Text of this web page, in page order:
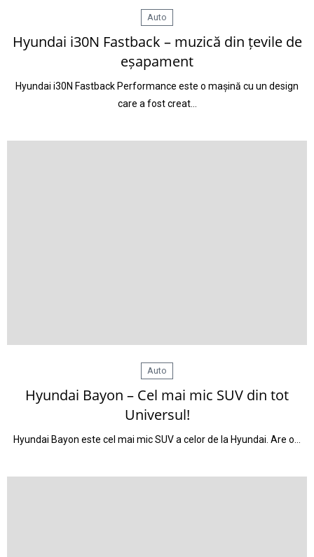
Auto
Hyundai i30N Fastback – muzică din țevile de
eșapament
Hyundai i30N Fastback Performance este o mașină cu un design
care a fost creat…
Auto
Hyundai Bayon – Cel mai mic SUV din tot
Universul!
Hyundai Bayon este cel mai mic SUV a celor de la Hyundai. Are o…